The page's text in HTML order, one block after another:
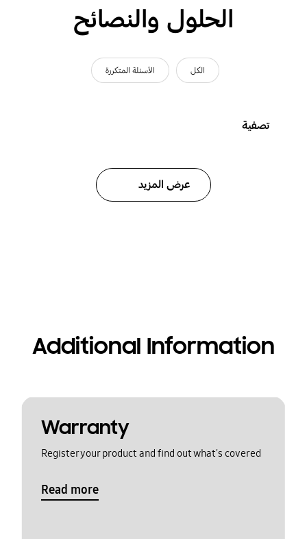
الحلول والنصائح
الكل الأسئلة المتكررة
تصفية
عرض المزيد
Additional Information
Warranty
Register your product and find out what's covered
Read more